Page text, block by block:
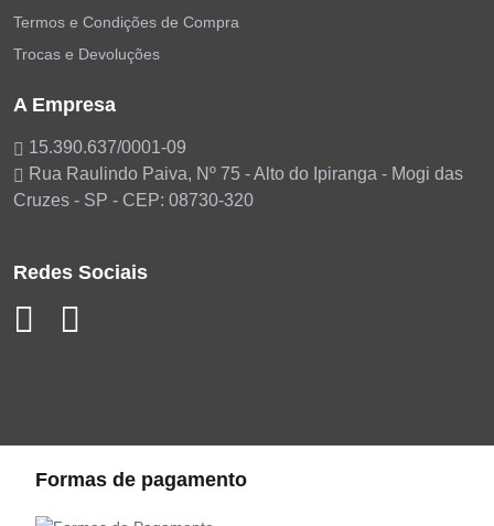
Termos e Condições de Compra
Trocas e Devoluções
A Empresa
15.390.637/0001-09
Rua Raulindo Paiva, Nº 75 - Alto do Ipiranga - Mogi das
Cruzes - SP - CEP: 08730-320
Redes Sociais
Formas de pagamento